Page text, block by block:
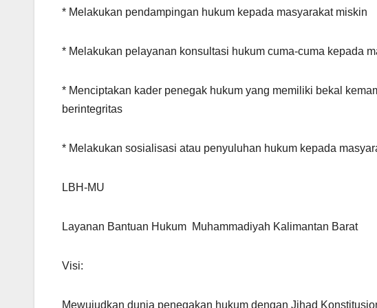
* Melakukan pendampingan hukum kepada masyarakat miskin
* Melakukan pelayanan konsultasi hukum cuma-cuma kepada
* Menciptakan kader penegak hukum yang memiliki bekal
berintegritas
* Melakukan sosialisasi atau penyuluhan hukum kepada
LBH-MU
Layanan Bantuan Hukum Muhammadiyah Kalimantan Barat
Visi:
Mewujudkan dunia penegakan hukum dengan Jihad